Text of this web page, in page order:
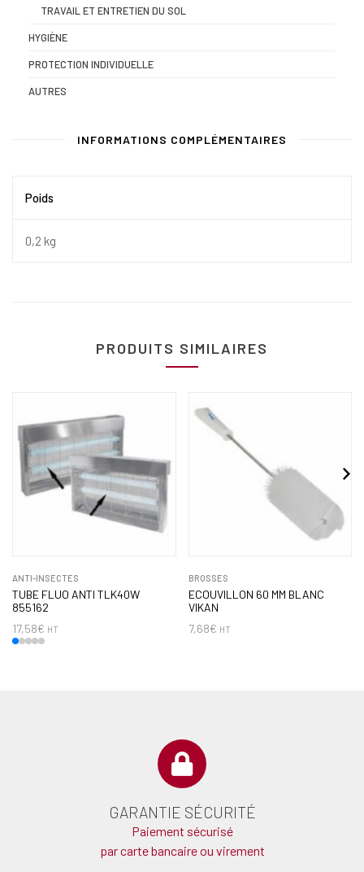
TRAVAIL ET ENTRETIEN DU SOL
HYGIÈNE
PROTECTION INDIVIDUELLE
AUTRES
INFORMATIONS COMPLÉMENTAIRES
Poids
0,2 kg
PRODUITS SIMILAIRES
ANTI-INSECTES
TUBE FLUO ANTI TLK40W
855162
17,58€ HT
BROSSES
ECOUVILLON 60 MM BLANC
VIKAN
7,68€ HT
GARANTIE SÉCURITÉ
Paiement sécurisé
par carte bancaire ou virement